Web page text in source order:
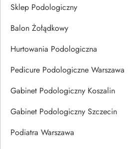
Sklep Podologiczny
Balon Żołądkowy
Hurtowania Podologiczna
Pedicure Podologiczne Warszawa
Gabinet Podologiczny Koszalin
Gabinet Podologiczny Szczecin
Podiatra Warszawa